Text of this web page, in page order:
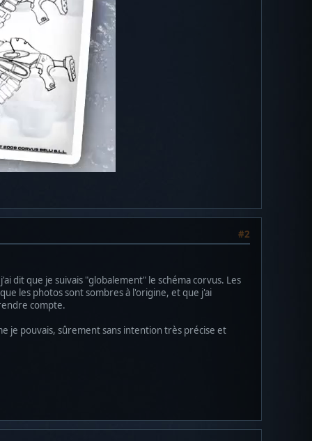
#2
dit que je suivais "globalement" le schéma corvus. Les
les photos sont sombres à l'origine, et que j'ai
compte.
je pouvais, sûrement sans intention très précise et